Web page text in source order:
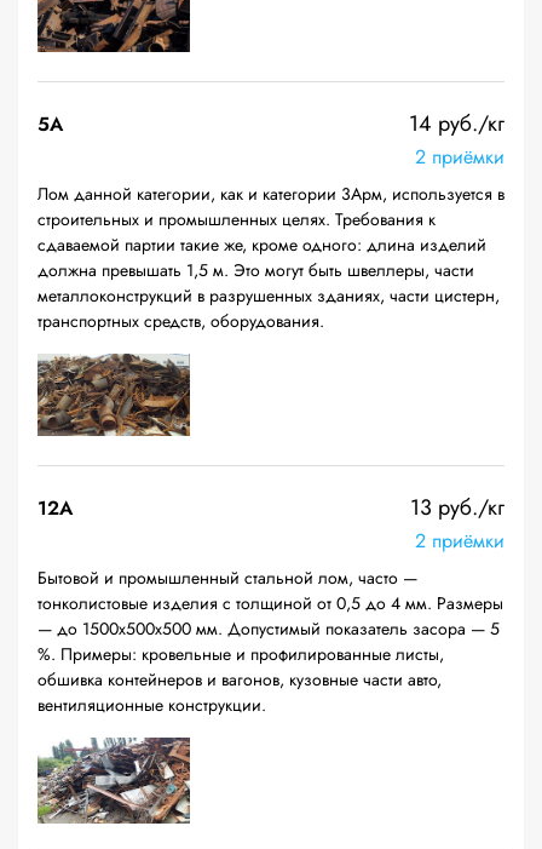
5А 14 руб./кг
2 приёмки
Лом данной категории, как и категории 3Арм, используется в
строительных и промышленных целях. Требования к
сдаваемой партии такие же, кроме одного: длина изделий
должна превышать 1,5 м. Это могут быть швеллеры, части
металлоконструкций в разрушенных зданиях, части цистерн,
транспортных средств, оборудования.
12A 13 руб./кг
2 приёмки
Бытовой и промышленный стальной лом, часто —
тонколистовые изделия с толщиной от 0,5 до 4 мм. Размеры
— до 1500х500х500 мм. Допустимый показатель засора — 5
%. Примеры: кровельные и профилированные листы,
обшивка контейнеров и вагонов, кузовные части авто,
вентиляционные конструкции.